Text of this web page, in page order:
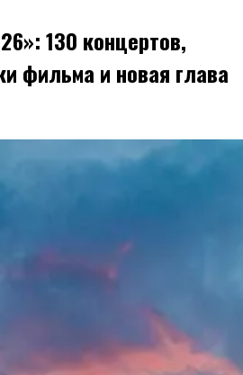
130 концертов,
фильма и новая глава